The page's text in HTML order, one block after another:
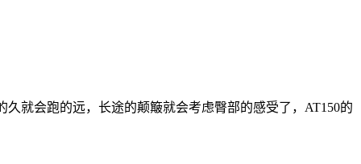
就会跑的远，长途的颠簸就会考虑臀部的感受了，AT150的